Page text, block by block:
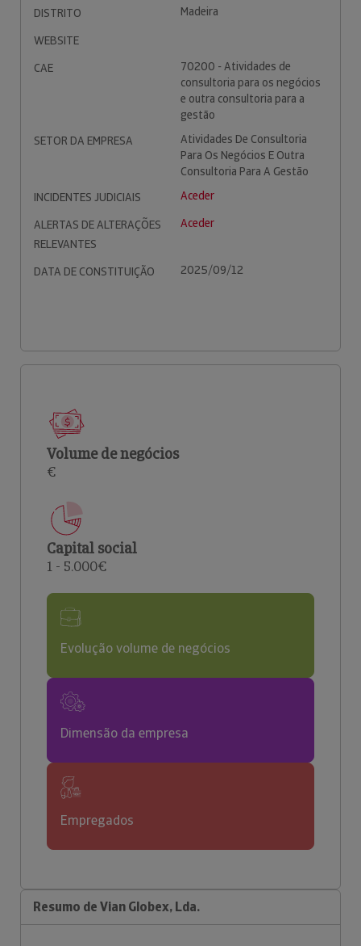
DISTRITO
Madeira
WEBSITE
CAE
70200 - Atividades de
consultoria para os negócios
e outra consultoria para a
gestão
SETOR DA EMPRESA
Atividades De Consultoria
Para Os Negócios E Outra
Consultoria Para A Gestão
INCIDENTES JUDICIAIS
Aceder
ALERTAS DE ALTERAÇÕES
RELEVANTES
Aceder
DATA DE CONSTITUIÇÃO 2025/09/12
Volume de negócios
€
Capital social
1 - 5.000€
Evolução volume de negócios
Dimensão da empresa
Empregados
Resumo de Vian Globex, Lda.